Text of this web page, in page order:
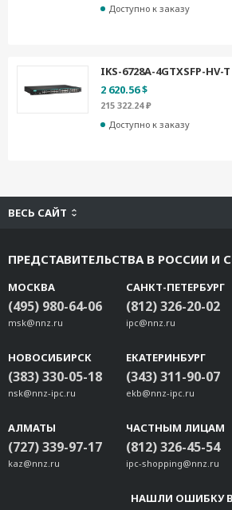
Доступно к заказу
IKS-6728A-4GTXSFP-HV-T
2 620.56 $
215 322.24 ₽
Доступно к заказу
ВЕСЬ САЙТ
ПРЕДСТАВИТЕЛЬСТВА В РОССИИ И
МОСКВА
(495) 980-64-06
msk@nnz.ru
САНКТ-ПЕТЕРБУРГ
(812) 326-20-02
ipc@nnz.ru
НОВОСИБИРСК
(383) 330-05-18
nsk@nnz-ipc.ru
ЕКАТЕРИНБУРГ
(343) 311-90-07
ekb@nnz-ipc.ru
АЛМАТЫ
(727) 339-97-17
kaz@nnz.ru
ЧАСТНЫМ ЛИЦАМ
(812) 326-45-54
ipc-shopping@nnz.ru
НАШЛИ ОШИБКУ В